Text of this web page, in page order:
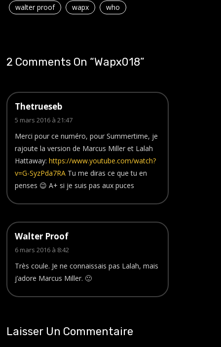
walter proof wapx who
2 Comments On “Wapx018”
Thetrueseb
5 mars 2016 à 21:47
Merci pour ce numéro, pour Summertime, je
rajoute la version de Marcus Miller et Lalah
Hattaway:https://www.youtube.com/watch?
v=G-SyzPda7RA Tu me diras ce que tu en
penses 😉 A+ si je suis pas aux puces
Walter Proof
6 mars 2016 à 8:42
Très coule. Je ne connaissais pas Lalah, mais
j’adore Marcus Miller. 🙂
Laisser Un Commentaire